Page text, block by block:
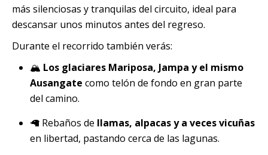
más silenciosas y tranquilas del circuito, ideal para
descansar unos minutos antes del regreso.
Durante el recorrido también verás:
🏔️ Los glaciares Mariposa, Jampa y el mismo
Ausangate como telón de fondo en gran parte
del camino.
🦙 Rebaños de llamas, alpacas y a veces vicuñas
en libertad, pastando cerca de las lagunas.